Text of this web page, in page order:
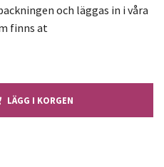
och läggas in i våra
finns at
LÄGG I KORGEN